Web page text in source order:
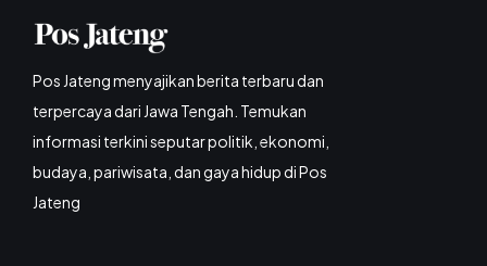
Pos Jateng menyajikan berita terbaru dan
terpercaya dari Jawa Tengah. Temukan
informasi terkini seputar politik, ekonomi,
budaya, pariwisata, dan gaya hidup di Pos
Jateng